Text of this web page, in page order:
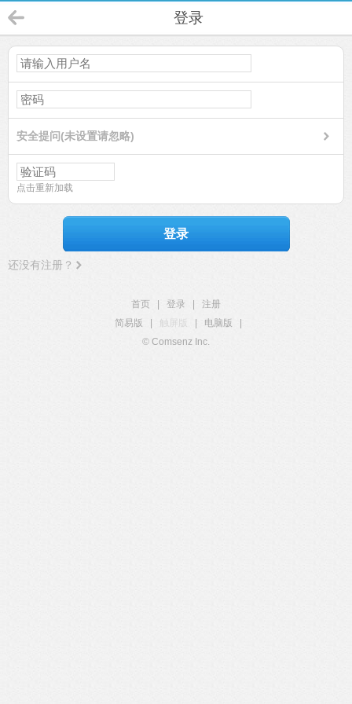
登录
安全提问(未设置请忽略)
点击重新加载
登录
还没有注册？
首页 登录
注册
简易版
触屏版 电脑版
© Comsenz Inc.